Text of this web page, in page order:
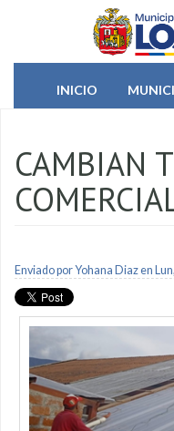
Pasar al contenido principal
INICIO
CAMBIAN
Enviado porYohana Diazen